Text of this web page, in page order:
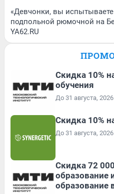
«Девчонки, вы испытываете
подпольной рюмочной на
YA62.RU
Скидка 10%
обучения
До 31 августа, 2026
Скидка 10%
До 31 августа, 2026
Скидка 72
образование
образование